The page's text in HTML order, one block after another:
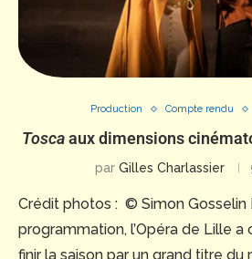
Production Compte rendu
Toscaaux dimensions
par Gilles Charlassier
Crédit photos : © Simon Gosselin
programmation, l’Opéra de Lille a
finir la saison par un grand titre du